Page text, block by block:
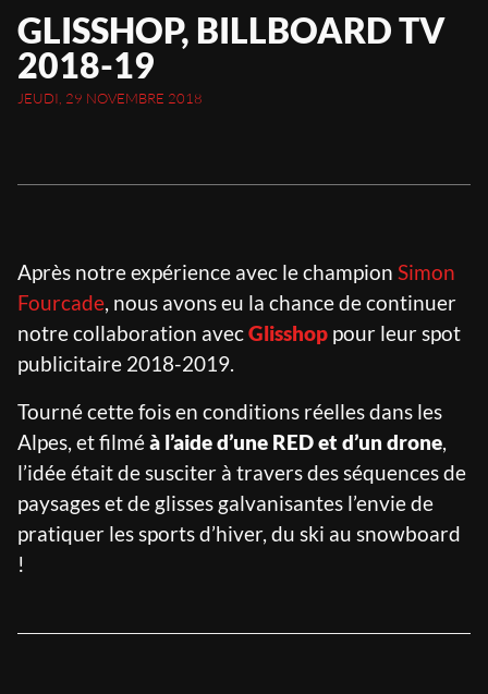
CONTACT
KLEEK - PHOTOGRAPHERS
FRANÇAIS
ENGLISH
GLISSHOP, BILLBOARD TV
2018-19
JEUDI, 29 NOVEMBRE 2018
Après notre expérience avec le champion Simon
Fourcade, nous avons eu la chance de continuer
notre collaboration avecGlisshop pour leur spot
publicitaire 2018-2019.
Tourné cette fois en conditions réelles dans les
Alpes, et filméà l’aide d’une RED et d’un drone,
l’idée était de susciter à travers des séquences de
paysages et de glisses galvanisantes l’envie de
pratiquer les sports d’hiver, du ski au snowboard
!